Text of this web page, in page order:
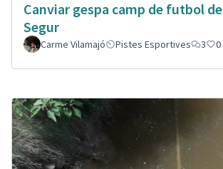
Canviar gespa camp de futbol de
Segur
Carme Vilamajó Pistes Esportives 3 0